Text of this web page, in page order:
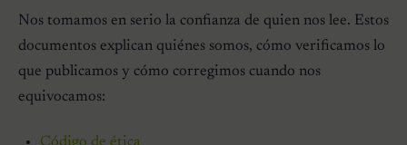
Nos tomamos en serio la confianza de quien nos lee. Estos
documentos explican quiénes somos, cómo verificamos lo
que publicamos y cómo corregimos cuando nos
equivocamos:
Código de ética